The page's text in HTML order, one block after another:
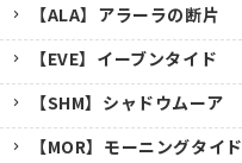
【ALA】アラーラの断片
【EVE】イーブンタイド
【SHM】シャドウムーア
【MOR】モーニングタイド